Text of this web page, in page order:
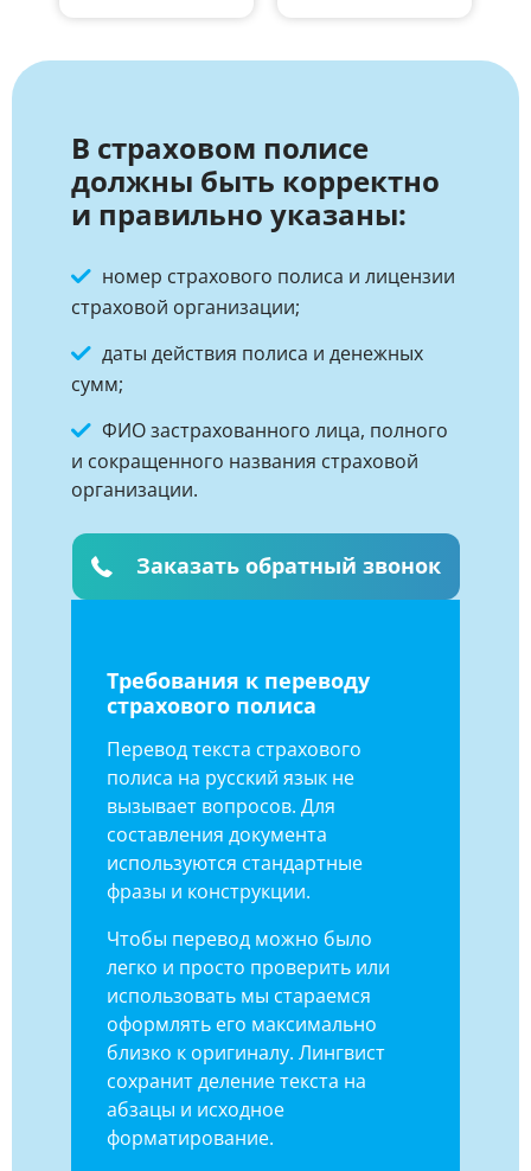
В страховом полисе
должны быть корректно
и правильно указаны:
номер страхового полиса и лицензии
страховой организации;
даты действия полиса и денежных
сумм;
ФИО застрахованного лица, полного
и сокращенного названия страховой
организации.
Заказать обратный звонок
Требования к переводу
страхового полиса
Перевод текста страхового
полиса на русский язык не
вызывает вопросов. Для
составления документа
используются стандартные
фразы и конструкции.
Чтобы перевод можно было
легко и просто проверить или
использовать мы стараемся
оформлять его максимально
близко к оригиналу. Лингвист
сохранит деление текста на
абзацы и исходное
форматирование.